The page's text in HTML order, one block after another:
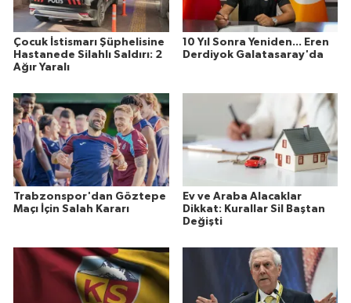
Çocuk İstismarı Şüphelisine
Hastanede Silahlı Saldırı: 2
Ağır Yaralı
10 Yıl Sonra Yeniden... Eren
Derdiyok Galatasaray'da
Trabzonspor'dan Göztepe
Maçı İçin Salah Kararı
Ev ve Araba Alacaklar
Dikkat: Kurallar Sil Baştan
Değişti